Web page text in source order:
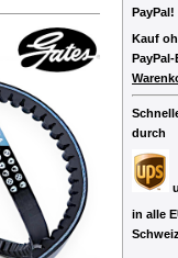
PayPal!
Kauf
durch
in alle